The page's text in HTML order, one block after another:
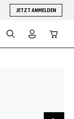
JETZT ANMELDEN